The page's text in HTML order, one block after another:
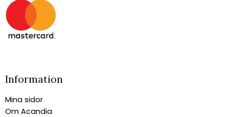
Information
Mina sidor
Om Acandia